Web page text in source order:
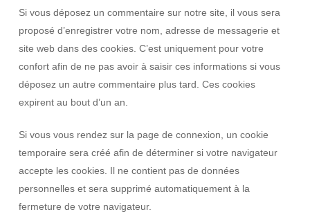
Si vous déposez un commentaire sur notre site, il vous sera
proposé d’enregistrer votre nom, adresse de messagerie et
site web dans des cookies. C’est uniquement pour votre
confort afin de ne pas avoir à saisir ces informations si vous
déposez un autre commentaire plus tard. Ces cookies
expirent au bout d’un an.
Si vous vous rendez sur la page de connexion, un cookie
temporaire sera créé afin de déterminer si votre navigateur
accepte les cookies. Il ne contient pas de données
personnelles et sera supprimé automatiquement à la
fermeture de votre navigateur.